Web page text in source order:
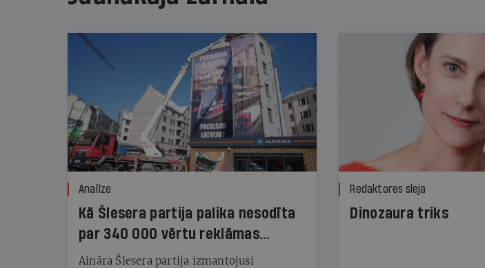
Analīze
Kā Šlesera partija palika nesodīta
par 340 000 vērtu reklāmas
kampaņu
Aināra Šlesera partija izmantojusi
Redaktores sleja
Dinozaura triks